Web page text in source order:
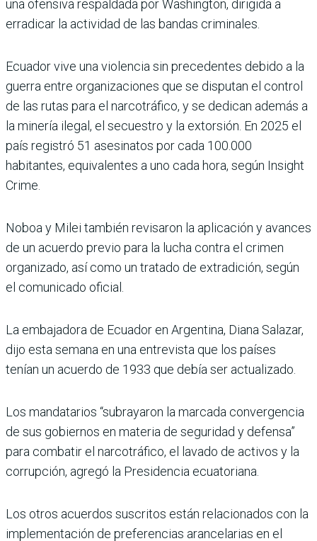
una ofensiva respaldada por Washington, dirigida a
erradicar la actividad de las bandas criminales.
Ecuador vive una violencia sin precedentes debido a la
guerra entre organizaciones que se disputan el control
de las rutas para el narcotráfico, y se dedican además a
la minería ilegal, el secuestro y la extorsión. En 2025 el
país registró 51 asesinatos por cada 100.000
habitantes, equivalentes a uno cada hora, según Insight
Crime.
Noboa y Milei también revisaron la aplicación y avances
de un acuerdo previo para la lucha contra el crimen
organizado, así como un tratado de extradición, según
el comunicado oficial.
La embajadora de Ecuador en Argentina, Diana Salazar,
dijo esta semana en una entrevista que los países
tenían un acuerdo de 1933 que debía ser actualizado.
Los mandatarios “subrayaron la marcada convergencia
de sus gobiernos en materia de seguridad y defensa”
para combatir el narcotráfico, el lavado de activos y la
corrupción, agregó la Presidencia ecuatoriana.
Los otros acuerdos suscritos están relacionados con la
implementación de preferencias arancelarias en el